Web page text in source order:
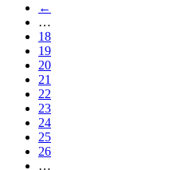
←
…
18
19
20
21
22
23
24
25
26
…